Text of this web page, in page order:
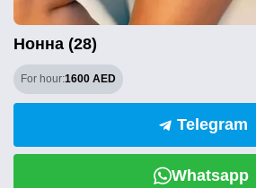
Нонна (28)
For hour:1600 AED
Telegram
Whatsapp